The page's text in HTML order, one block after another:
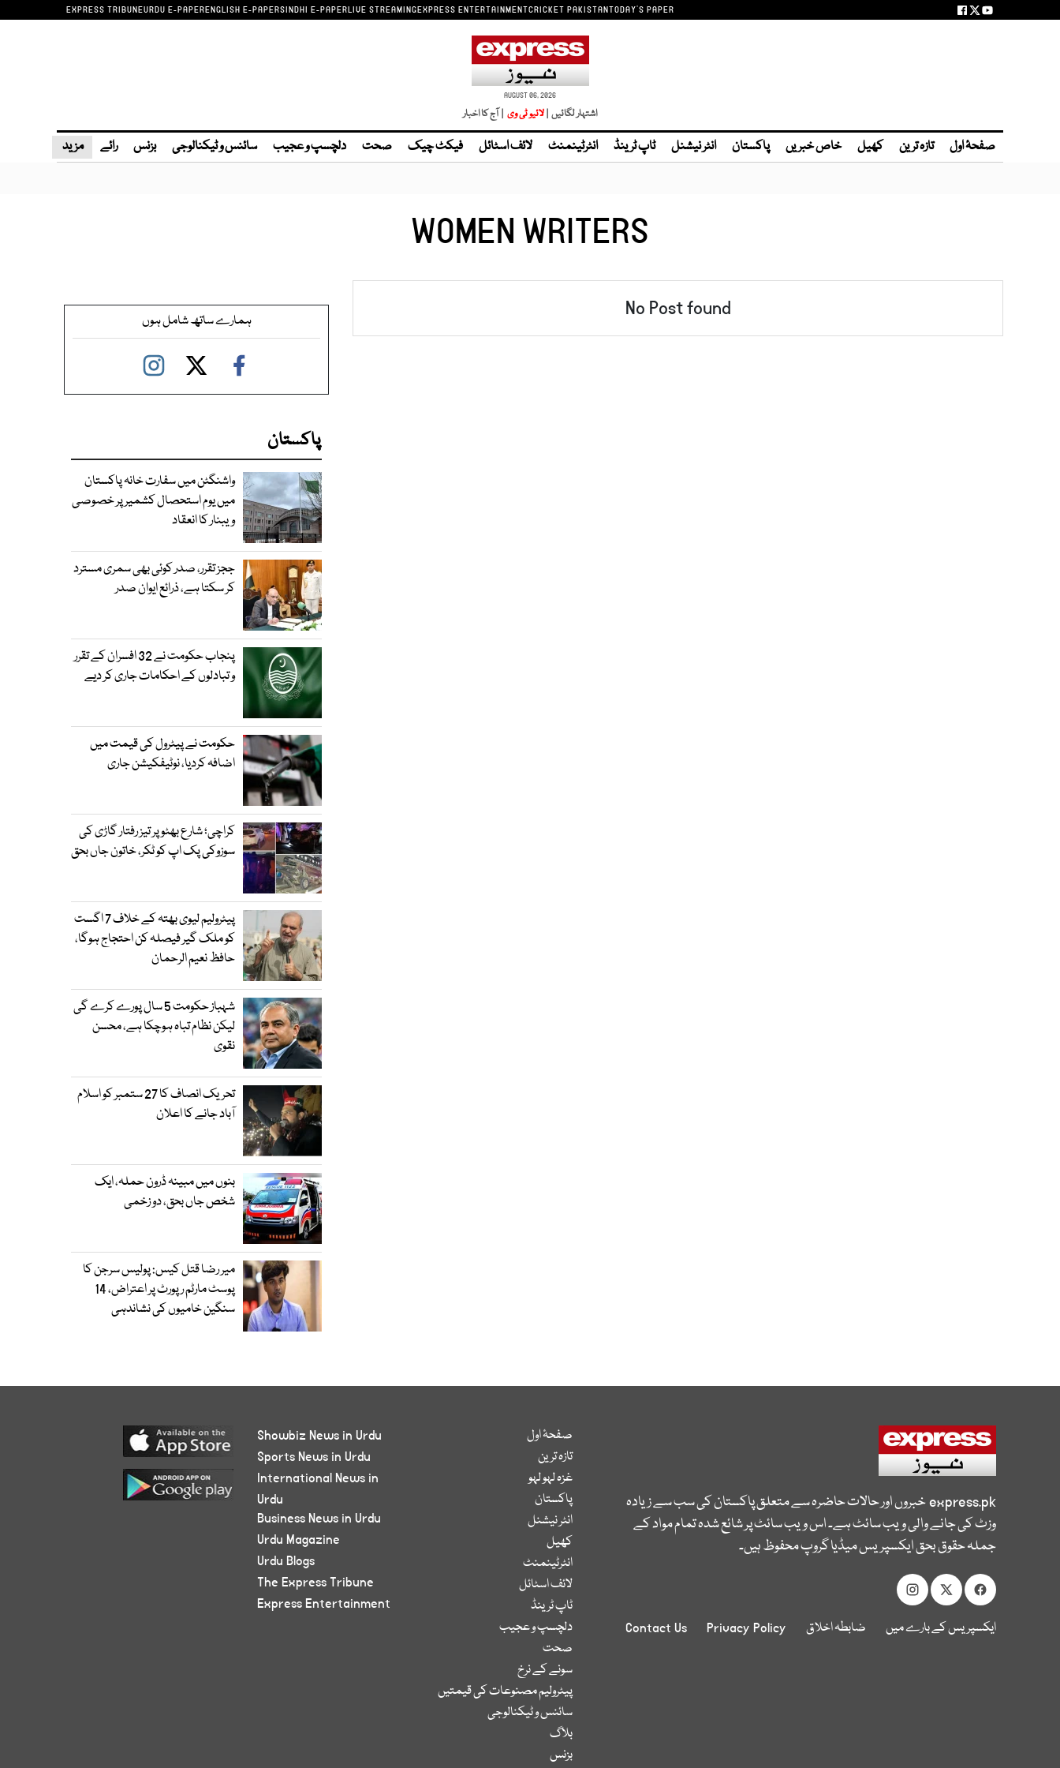
EXPRESS TRIBUNEURDU E-PAPERENGLISH E-PAPERSINDHI E-PAPERLIVE STREAMINGEXPRESS ENTERTAINMENTCRICKET PAKISTANTODAY'S PAPER
AUGUST 06, 2026
اشتہار لگائیں | | آج کا اخبار
صفحۂ اول تازہ ترین کھیل خاص خبریں پاکستان انٹر نیشنل ٹاپ ٹرینڈ انٹرٹینمنٹ لائف اسٹائل فیکٹ چیک صحت دلچسپ و عجیب سائنس و ٹیکنالوجی بزنس رائے مزید
WOMEN WRITERS
No Post found ہمارے ساتھ شامل ہوں
پاکستان
واشنگٹن میں سفارت خانہ پاکستان
میں یوم استحصال کشمیر پر خصوصی
ویبنار کا انعقاد
ججز تقرر، صدر کوئی بھی سمری مسترد
کر سکتا ہے، ذرائع ایوان صدر
پنجاب حکومت نے 32 افسران کے تقرر
و تبادلوں کے احکامات جاری کر دیے
حکومت نے پیٹرول کی قیمت میں
اضافہ کردیا، نوٹیفکیشن جاری
کراچی؛ شارع بھٹو پر تیز رفتار گاڑی کی
سوزوکی پک اپ کو ٹکر، خاتون جاں بحق
پیٹرولیم لیوی بھتہ کے خلاف 7 اگست
کو ملک گیر فیصلہ کن احتجاج ہوگا،
حافظ نعیم الرحمان
شہباز حکومت 5 سال پورے کرے گی
لیکن نظام تباہ ہوچکا ہے، محسن
نقوی
تحریک انصاف کا 27 ستمبر کو اسلام
آباد جانے کا اعلان
بنوں میں مبینہ ڈرون حملہ، ایک
شخص جاں بحق، دو زخمی
میر رضا قتل کیس: پولیس سرجن کا
پوسٹ مارٹم رپورٹ پر اعتراض، 14
سنگین خامیوں کی نشاندہی
express.pkخبروں اور حالات حاضرہ سے متعلق پاکستان کی سب سے زیادہ
وزٹ کی جانے والی ویب سائٹ ہے۔ اس ویب سائٹ پر شائع شدہ تمام مواد کے
جملہ حقوق بحق ایکسپریس میڈیا گروپ محفوظ ہیں۔
ایکسپریس کے بارے میں ضابطہ اخلاق Privacy Policy
Contact Us
صفحۂ اول
تازہ ترین
غزہ لہو لہو
پاکستان
انٹر نیشنل
کھیل
انٹرٹینمنٹ
لائف اسٹائل
ٹاپ ٹرینڈ
دلچسپ و عجیب
صحت
سونے کے نرخ
پیٹرولیم مصنوعات کی قیمتیں
سائنس و ٹیکنالوجی
بلاگ
بزنس
Showbiz News in Urdu
Sports News in Urdu
International News in
Urdu
Business News in Urdu
Urdu Magazine
Urdu Blogs
The Express Tribune
Express Entertainment